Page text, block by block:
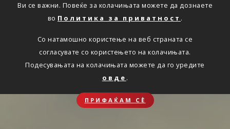
Ви се важни. Повеќе за колачињата можете да дознаете
во Политика за приватност .
Со натамошно користење на веб страната се
согласувате со користењето на колачињата.
Подесувањата на колачињата можете да го уредите
овде .
ПРИФАЌАМ СЀ